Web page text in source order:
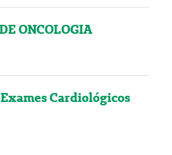
ONCOLOGIA
Cardiológicos